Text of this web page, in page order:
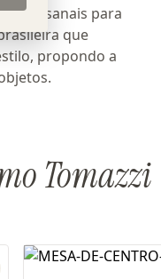
e artesanais para
que
propondo a
Tomazzi